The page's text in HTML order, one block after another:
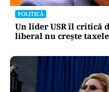
POLITICĂ
Un lider USR îl critică
liberal nu crește taxele